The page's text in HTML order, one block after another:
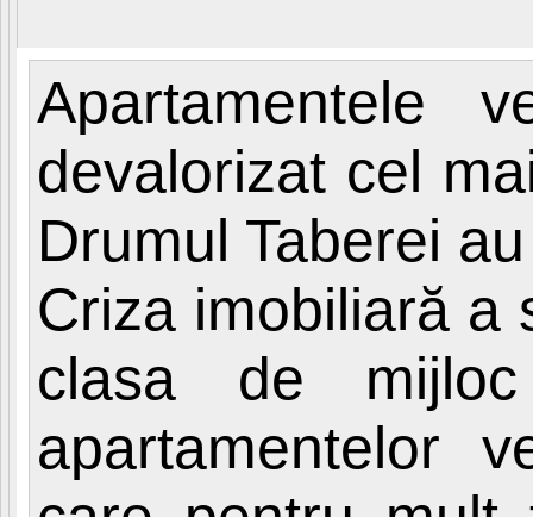
Apartamentele
devalorizat cel
Drumul Taberei
Criza imobiliară a
clasa de
apartamentelor